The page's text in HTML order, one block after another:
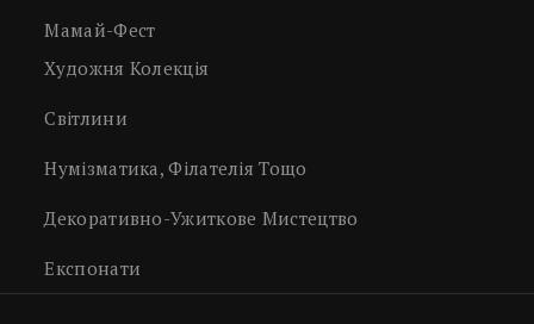
Мамай-Фест
Художня Колекція
Світлини
Нумізматика, Філателія Тощо
Декоративно-Ужиткове Мистецтво
Експонати